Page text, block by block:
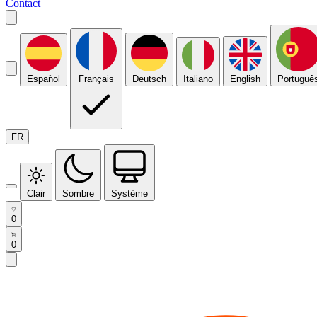
Contact
Español Français Deutsch Italiano English
FR
Clair Sombre Système
0
0